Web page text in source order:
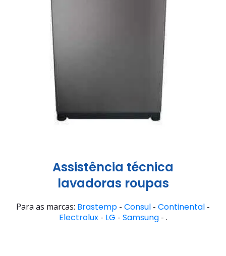
Assistência técnica
lavadoras roupas
Para as marcas: Brastemp - Consul - Continental -
Electrolux- LG - Samsung- .